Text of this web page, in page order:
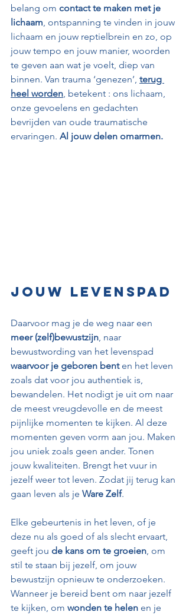
belang om contact te maken met je
lichaam , ontspanning te vinden in jouw
lichaam en jouw reptielbrein en zo, op
jouw tempo en jouw manier, woorden
te geven aan wat je voelt, diep van
binnen. Van trauma ‘genezen’, terug
heel worden , betekent : ons lichaam,
onze gevoelens en gedachten
bevrijden van oude traumatische
ervaringen. Al jouw delen omarmen.
Jouw levenspad
Daarvoor mag je de weg naar een
meer (zelf)bewustzijn, naar
bewustwording van het levenspad
waarvoor je geboren bent en het leven
zoals dat voor jou authentiek is,
bewandelen. Het nodigt je uit om naar
de meest vreugdevolle en de meest
pijnlijke momenten te kijken. Al deze
momenten geven vorm aan jou. Maken
jou uniek zoals geen ander. Tonen
jouw kwaliteiten. Brengt het vuur in
jezelf weer tot leven. Zodat jij terug kan
gaan leven als je Ware Zelf.
Elke gebeurtenis in het leven, of je
deze nu als goed of als slecht ervaart,
geeft jou de kans om te groeien, om
stil te staan bij jezelf, om jouw
bewustzijn opnieuw te onderzoeken.
Wanneer je bereid bent om naar jezelf
te kijken, om wonden te helen en je